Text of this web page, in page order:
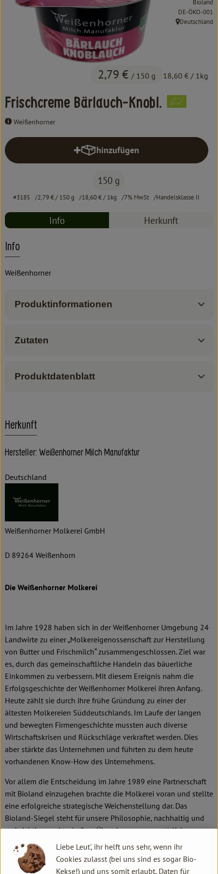
Kochen & Backen
Süß & Pikant
Getränke
Einkaufen
Über uns
Frischcreme Bärlauch-Knobl.
Weißenhorner
2,79 € / 150 g 18,60 € / 1kg
Bioland
, Kontrollstelle:
DE-ÖKO-001
, Herkunft:
Deutschland
hinzufügen
Produkt zum Warenkorb
150 g
#3185 2,79 €/ 150 g 18,60 €/ 1kg 7% MwSt Handelsklasse II
Info Herkunft
Info
Weißenhorner
Produktinformationen
Zutaten
Produktdatenblatt
Herkunft
Hersteller: Weißenhorner Milch Manufaktur
Deutschland
Weißenhorner Molkerei GmbH
D 89264 Weißenhorn
Die Weißenhorner Molkerei
Im Jahre 1928 haben sich in der Weißenhorner Umgebung 24
Landwirte zu einer „Molkereigenossenschaft zur Herstellung
von Butter und Frischmilch“ zusammengeschlossen. Ziel war
es, durch das gemeinschaftliche Handeln das bäuerliche
Einkommen zu verbessern. Mit diesem Ereignis nahm die
Erfolgsgeschichte der Weißenhorner Molkerei ihren Anfang.
Heute zählt sie durch ihre frühe Gründung zu einer der
ältesten Molkereien Süddeutschlands. Im Laufe der langen
und bewegten Firmengeschichte mussten auch diverse
Wirtschaftskrisen und Rückschläge verkraftet werden. Dies
aber stärkte das Unternehmen und führten zu dem heute
vorhandenen Know-How des Unternehmens.
Vor allem die Entscheidung im Jahre 1989 eine Partnerschaft
mit Bioland einzugehen brachte die Molkerei voran und stellte
eine erfolgreiche strategische Weichenstellung dar. Das
Bioland-Siegel steht für unsere Philosophie, nachhaltig und
weitsichtig zu wirtschaften. Über den ganzen natürlichen
Kreislauf hinweg werden Wasser, Luft, Boden und Klima für
nachfolgende Generationen geschont.
Liebe Leut', ihr helft uns sehr, wenn ihr
Cookies zulasst (bei uns sind es sogar Bio-
Kekse!) und uns somit erlaubt, Daten für